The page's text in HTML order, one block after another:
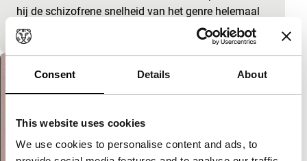
Consent Details About
This website uses cookies
We use cookies to personalise content and ads, to
hij de schizofrene snelheid van het genre helemaal
naar zijn hand zet:…